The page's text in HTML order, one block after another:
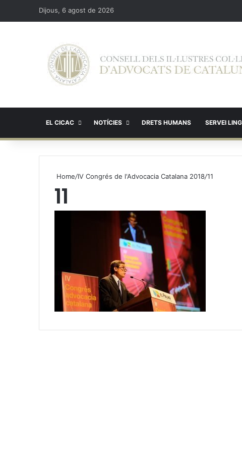
Dijous, 6 agost de 2026
EL CICAC NOTÍCIES DRETS HUMANS SERVEI
Home/IV Congrés de l'Advocacia Catalana 2018/11
11